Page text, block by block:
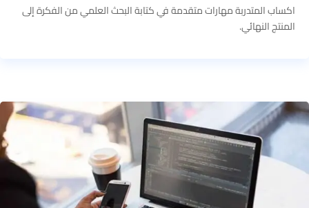
اكساب المتدربة مهارات متقدمة في كتابة البحث العلمي من الفكرة إلى
المنتج النهائي.